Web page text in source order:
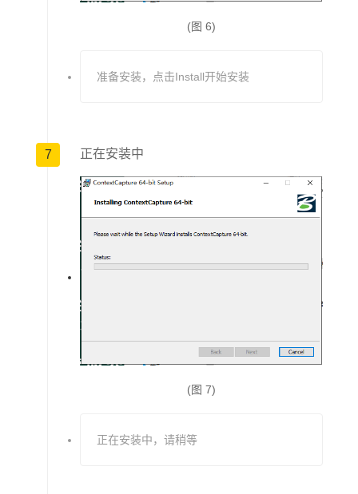
(图 6)
准备安装，点击Install开始安装
7 正在安装中
(图 7)
正在安装中，请稍等